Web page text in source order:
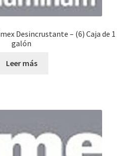
Desincrustante – (6) Caja de 1
galón
Leer más